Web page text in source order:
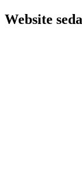
Website